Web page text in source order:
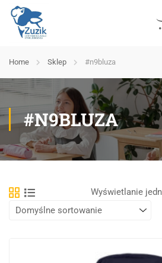
Home Sklep #n9bluza
#N9BLUZA
Wyświetlanie